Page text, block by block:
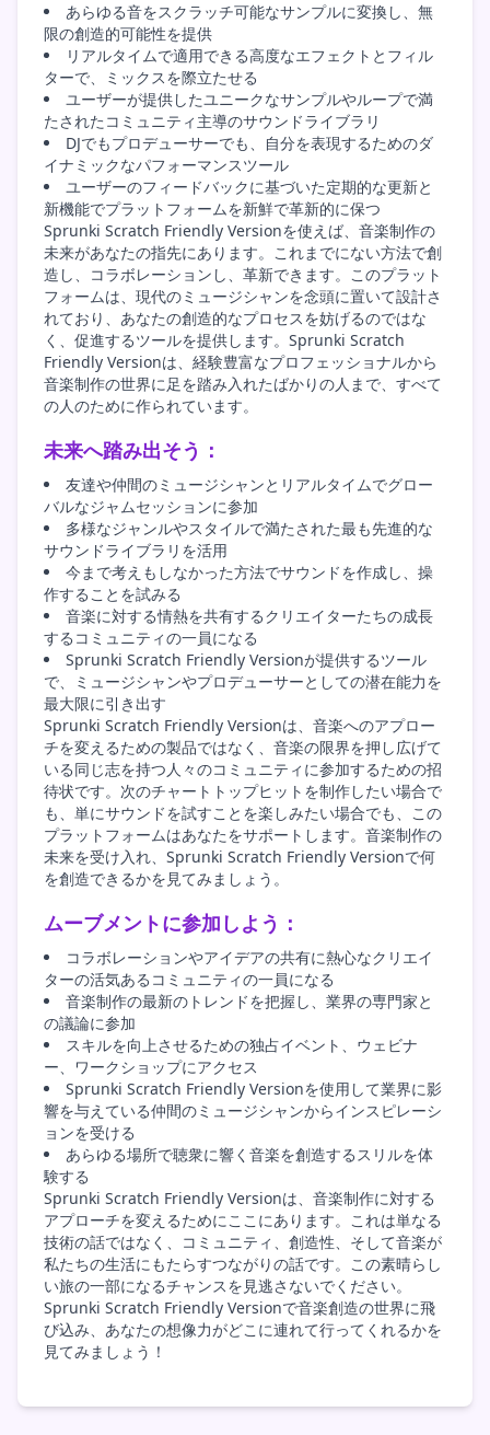
あらゆる音をスクラッチ可能なサンプルに変換し、無
限の創造的可能性を提供
リアルタイムで適用できる高度なエフェクトとフィル
ターで、ミックスを際立たせる
ユーザーが提供したユニークなサンプルやループで満
たされたコミュニティ主導のサウンドライブラリ
DJでもプロデューサーでも、自分を表現するためのダ
イナミックなパフォーマンスツール
ユーザーのフィードバックに基づいた定期的な更新と
新機能でプラットフォームを新鮮で革新的に保つ
Sprunki Scratch Friendly Versionを使えば、音楽制作の
未来があなたの指先にあります。これまでにない方法で創
造し、コラボレーションし、革新できます。このプラット
フォームは、現代のミュージシャンを念頭に置いて設計さ
れており、あなたの創造的なプロセスを妨げるのではな
く、促進するツールを提供します。Sprunki Scratch
Friendly Versionは、経験豊富なプロフェッショナルから
音楽制作の世界に足を踏み入れたばかりの人まで、すべて
の人のために作られています。
未来へ踏み出そう：
友達や仲間のミュージシャンとリアルタイムでグロー
バルなジャムセッションに参加
多様なジャンルやスタイルで満たされた最も先進的な
サウンドライブラリを活用
今まで考えもしなかった方法でサウンドを作成し、操
作することを試みる
音楽に対する情熱を共有するクリエイターたちの成長
するコミュニティの一員になる
Sprunki Scratch Friendly Versionが提供するツール
で、ミュージシャンやプロデューサーとしての潜在能力を
最大限に引き出す
Sprunki Scratch Friendly Versionは、音楽へのアプロー
チを変えるための製品ではなく、音楽の限界を押し広げて
いる同じ志を持つ人々のコミュニティに参加するための招
待状です。次のチャートトップヒットを制作したい場合で
も、単にサウンドを試すことを楽しみたい場合でも、この
プラットフォームはあなたをサポートします。音楽制作の
未来を受け入れ、Sprunki Scratch Friendly Versionで何
を創造できるかを見てみましょう。
ムーブメントに参加しよう：
コラボレーションやアイデアの共有に熱心なクリエイ
ターの活気あるコミュニティの一員になる
音楽制作の最新のトレンドを把握し、業界の専門家と
の議論に参加
スキルを向上させるための独占イベント、ウェビナ
ー、ワークショップにアクセス
Sprunki Scratch Friendly Versionを使用して業界に影
響を与えている仲間のミュージシャンからインスピレーシ
ョンを受ける
あらゆる場所で聴衆に響く音楽を創造するスリルを体
験する
Sprunki Scratch Friendly Versionは、音楽制作に対する
アプローチを変えるためにここにあります。これは単なる
技術の話ではなく、コミュニティ、創造性、そして音楽が
私たちの生活にもたらすつながりの話です。この素晴らし
い旅の一部になるチャンスを見逃さないでください。
Sprunki Scratch Friendly Versionで音楽創造の世界に飛
び込み、あなたの想像力がどこに連れて行ってくれるかを
見てみましょう！